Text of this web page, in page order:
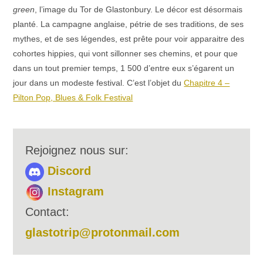
green , l’image du Tor de Glastonbury. Le décor est désormais
planté. La campagne anglaise, pétrie de ses traditions, de ses
mythes, et de ses légendes, est prête pour voir apparaitre des
cohortes hippies, qui vont sillonner ses chemins, et pour que
dans un tout premier temps, 1 500 d’entre eux s’égarent un
jour dans un modeste festival. C’est l’objet duChapitre 4 –
Pilton Pop, Blues & Folk Festival
Rejoignez nous sur:
Discord
Instagram
Contact:
glastotrip@protonmail.com